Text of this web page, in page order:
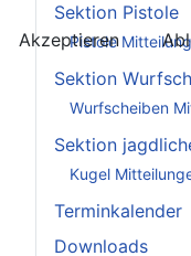
Sektion Pistole
Pistole
Sektion
Wurfscheiben
Sektion
Kugel
Terminkalender
Downloads
Akzeptieren